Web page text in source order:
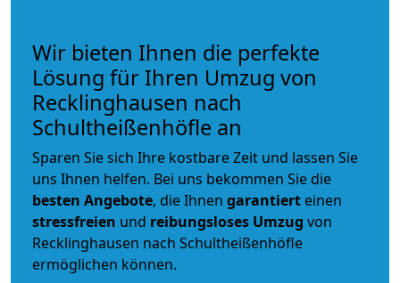
Wir bieten Ihnen die perfekte
Lösung für Ihren Umzug von
Recklinghausen nach
Schultheißenhöfle an
Sparen Sie sich Ihre kostbare Zeit und lassen Sie
uns Ihnen helfen. Bei uns bekommen Sie die
besten Angebote, die Ihnen garantiert einen
stressfreien und reibungsloses Umzug von
Recklinghausen nach Schultheißenhöfle
ermöglichen können.